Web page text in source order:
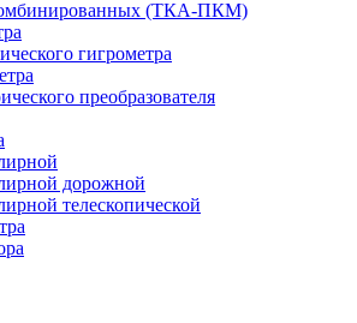
(ТКА-ПКМ)
гигрометра
преобразователя
дорожной
телескопической